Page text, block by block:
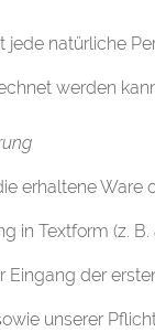
jede natürliche
werden
erhaltene
in Textform (z.
Eingang der
unserer